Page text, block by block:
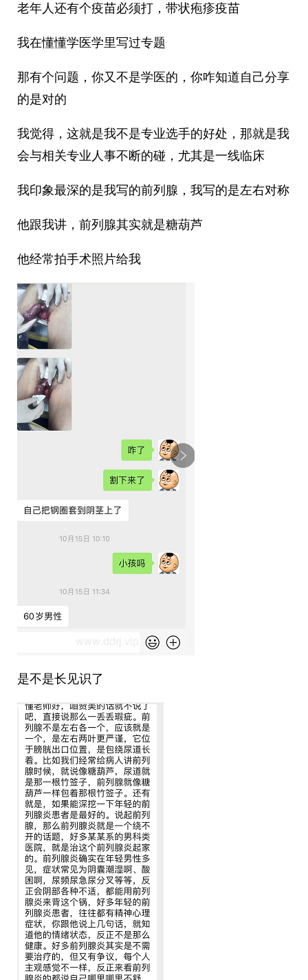
老年人还有个疫苗必须打，带状疱疹疫苗
我在懂懂学医学里写过专题
那有个问题，你又不是学医的，你咋知道自己分享
的是对的
我觉得，这就是我不是专业选手的好处，那就是我
会与相关专业人事不断的碰，尤其是一线临床
我印象最深的是我写的前列腺，我写的是左右对称
他跟我讲，前列腺其实就是糖葫芦
他经常拍手术照片给我
是不是长见识了